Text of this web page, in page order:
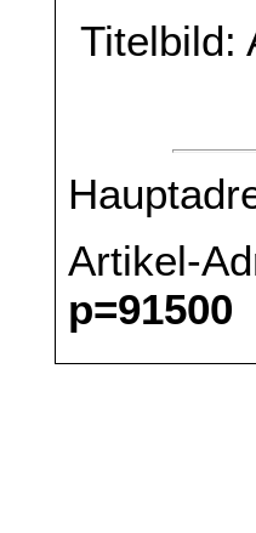
Titelbild:
Artikel-
p=91500